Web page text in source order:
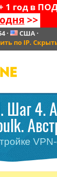
1 год в
>>
· США·
по IP.
Шаг 4.